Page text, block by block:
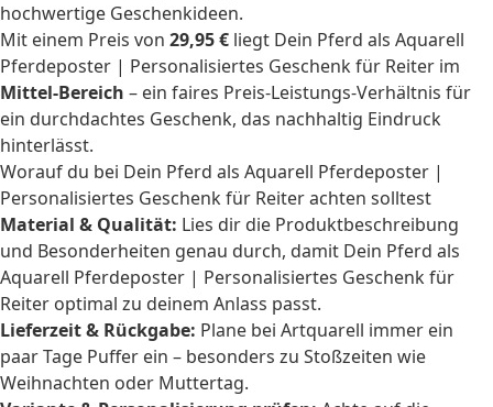
hochwertige Geschenkideen.
Mit einem Preis von 29,95 € liegt Dein Pferd als Aquarell
Pferdeposter | Personalisiertes Geschenk für Reiter im
Mittel-Bereich – ein faires Preis-Leistungs-Verhältnis für
ein durchdachtes Geschenk, das nachhaltig Eindruck
hinterlässt.
Worauf du bei Dein Pferd als Aquarell Pferdeposter |
Personalisiertes Geschenk für Reiter achten solltest
Material & Qualität: Lies dir die Produktbeschreibung
und Besonderheiten genau durch, damit Dein Pferd als
Aquarell Pferdeposter | Personalisiertes Geschenk für
Reiter optimal zu deinem Anlass passt.
Lieferzeit & Rückgabe: Plane bei Artquarell immer ein
paar Tage Puffer ein – besonders zu Stoßzeiten wie
Weihnachten oder Muttertag.